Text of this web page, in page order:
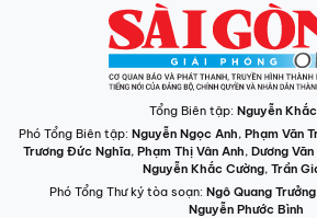
Tổng Biên tập: Nguyễn
Phó Tổng Biên tập: Nguyễn Ngọc Anh, Phạm Văn
Trương Đức Nghĩa, Phạm Thị Vân Anh, Dương
Nguyễn Khắc Cường, Trần
Phó Tổng Thư ký tòa soạn: Ngô Quang Trưởng
Nguyễn Phước Bình